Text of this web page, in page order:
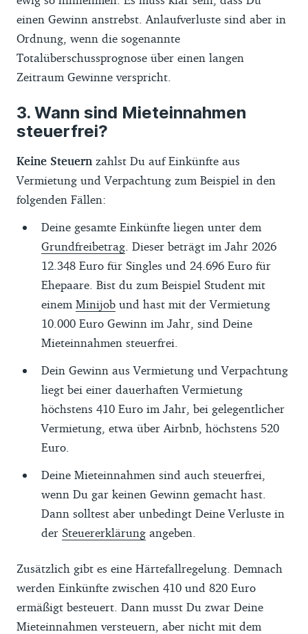
einen Gewinn anstrebst. Anlaufverluste sind aber in
Ordnung, wenn die sogenannte
Totalüberschussprognose über einen langen
Zeitraum Gewinne verspricht.
Wann sind Mieteinnahmen
steuerfrei?
Keine Steuern zahlst Du auf Einkünfte aus
Vermietung und Verpachtung zum Beispiel in den
folgenden Fällen:
Deine gesamte Einkünfte liegen unter dem
Grundfreibetrag . Dieser beträgt im Jahr 2026
12.348 Euro für Singles und 24.696 Euro für
Ehepaare. Bist du zum Beispiel Student mit
einem Minijob und hast mit der Vermietung
10.000 Euro Gewinn im Jahr, sind Deine
Mieteinnahmen steuerfrei.
Dein Gewinn aus Vermietung und Verpachtung
liegt bei einer dauerhaften Vermietung
höchstens 410 Euro im Jahr, bei gelegentlicher
Vermietung, etwa über Airbnb, höchstens 520
Euro.
Deine Mieteinnahmen sind auch steuerfrei,
wenn Du gar keinen Gewinn gemacht hast.
Dann solltest aber unbedingt Deine Verluste in
der Steuererklärung angeben.
Zusätzlich gibt es eine Härtefallregelung. Demnach
werden Einkünfte zwischen 410 und 820 Euro
ermäßigt besteuert. Dann musst Du zwar Deine
Mieteinnahmen versteuern, aber nicht mit dem